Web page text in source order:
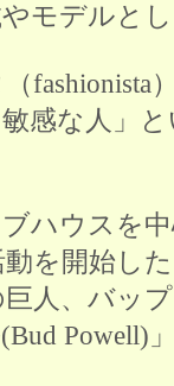
モデルと
fashionista
感な人」
ハウスを
を開始し
人、バッ
Powell)